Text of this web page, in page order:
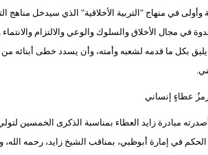
وأولى في منهاج "التربية الأخلاقية" الذي سيدخل مناهج
في مجال الأخلاق والسلوك والوعي والالتزام
يليق بكل ما قدمه لشعبه وأمته، وأن يسدد خطى أبنائه
رمزُ عطاءٍ إنساني
مبادرة زايد العطاء بمناسبة الذكرى الخمسين
الحكم في إمارة أبوظبي، بمناقب الشيخ زايد، رحمه